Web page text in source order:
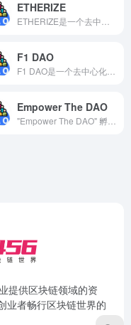
ETHERIZE
F1 DAO
Empower The DAO
提供区块链领域的资
业者畅行区块链世界的